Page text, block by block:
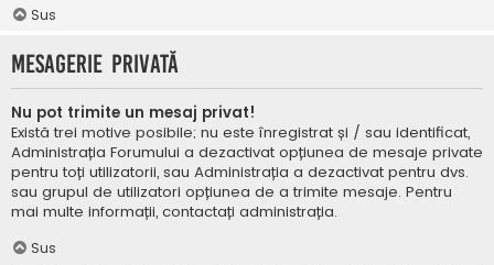
Sus
Mesagerie privată
Nu pot trimite un mesaj privat!
Există trei motive posibile; nu este înregistrat și / sau identificat,
Administrația Forumului a dezactivat opțiunea de mesaje private
pentru toți utilizatorii, sau Administrația a dezactivat pentru dvs.
sau grupul de utilizatori opțiunea de a trimite mesaje. Pentru
mai multe informații, contactați administrația.
Sus